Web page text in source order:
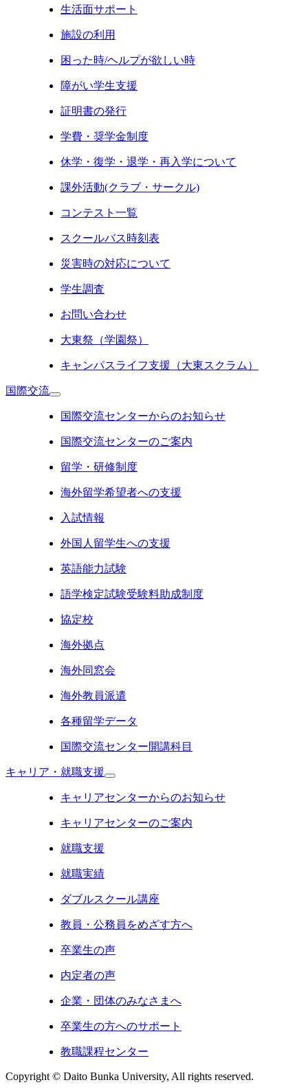
生活面サポート
施設の利用
困った時/ヘルプが欲しい時
障がい学生支援
証明書の発行
学費・奨学金制度
休学・復学・退学・再入学について
課外活動(クラブ・サークル)
コンテスト一覧
スクールバス時刻表
災害時の対応について
学生調査
お問い合わせ
大東祭（学園祭）
キャンパスライフ支援（大東スクラム）
国際交流
国際交流センターからのお知らせ
国際交流センターのご案内
留学・研修制度
海外留学希望者への支援
入試情報
外国人留学生への支援
英語能力試験
語学検定試験受験料助成制度
協定校
海外拠点
海外同窓会
海外教員派遣
各種留学データ
国際交流センター開講科目
キャリア・就職支援
キャリアセンターからのお知らせ
キャリアセンターのご案内
就職支援
就職実績
ダブルスクール講座
教員・公務員をめざす方へ
卒業生の声
内定者の声
企業・団体のみなさまへ
卒業生の方へのサポート
教職課程センター
Copyright © Daito Bunka University, All rights reserved.